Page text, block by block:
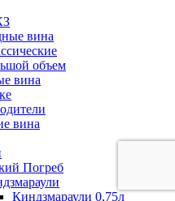
вина
объем
вина
вина
Погреб
Киндзмараули 0,75л